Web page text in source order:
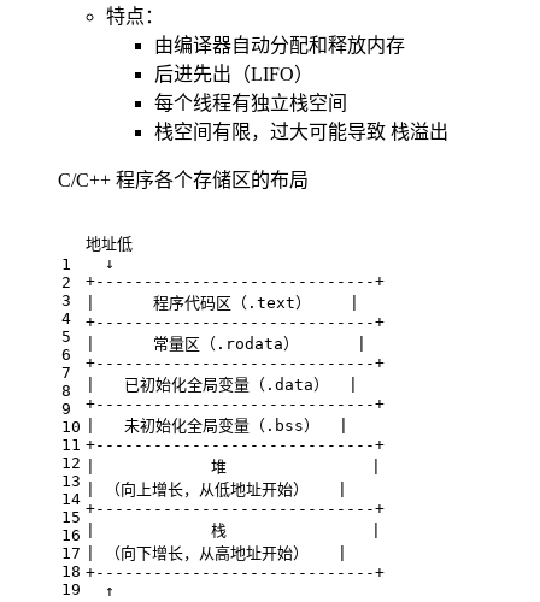
特点：
由编译器自动分配和释放内存
后进先出（LIFO）
每个线程有独立栈空间
栈空间有限，过大可能导致 栈溢出
C/C++ 程序各个存储区的布局
1
2
3
4
5
6
7
8
9
10
11
12
13
14
15
16
17
18
19
地址低
  ↓
+-----------------------------+
|      程序代码区（.text）    |
+-----------------------------+
|      常量区（.rodata）      |
+-----------------------------+
|   已初始化全局变量（.data）  |
+-----------------------------+
|   未初始化全局变量（.bss）  |
+-----------------------------+
|            堆               |
| （向上增长，从低地址开始）   |
+-----------------------------+
|            栈               |
| （向下增长，从高地址开始）   |
+-----------------------------+
  ↑